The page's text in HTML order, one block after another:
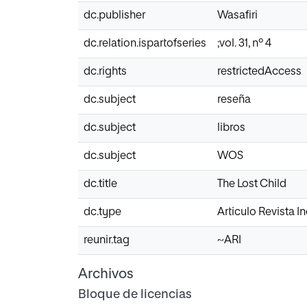
dc.publisher Wasafiri
dc.relation.ispartofseries ;vol. 31, nº 4
dc.rights restrictedAccess
dc.subject reseña
dc.subject libros
dc.subject WOS
dc.title The Lost Child
dc.type Articulo Revista
reunir.tag ~ARI
Archivos
Bloque de licencias